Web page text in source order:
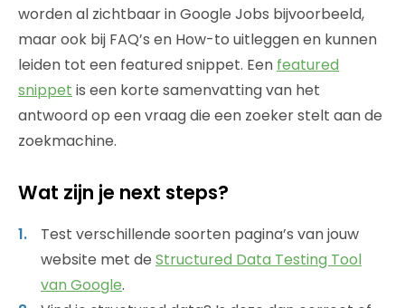
worden al zichtbaar in Google Jobs bijvoorbeeld,
maar ook bij FAQ’s en How-to uitleggen en kunnen
leiden tot een featured snippet. Een featured
snippet is een korte samenvatting van het
antwoord op een vraag die een zoeker stelt aan de
zoekmachine.
Wat zijn je next steps?
Test verschillende soorten pagina’s van jouw
website met de Structured Data Testing Tool
van Google.